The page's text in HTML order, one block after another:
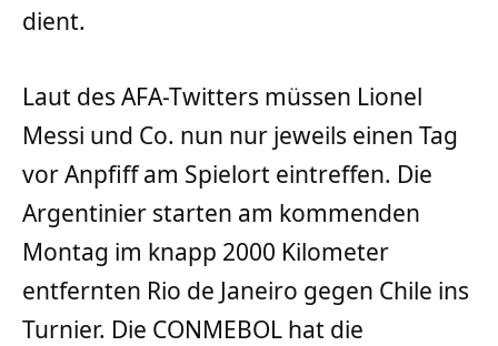
dient.
Laut des AFA-Twitters müssen Lionel
Messi und Co. nun nur jeweils einen Tag
vor Anpfiff am Spielort eintreffen. Die
Argentinier starten am kommenden
Montag im knapp 2000 Kilometer
entfernten Rio de Janeiro gegen Chile ins
Turnier. Die CONMEBOL hat die